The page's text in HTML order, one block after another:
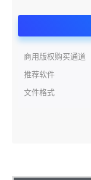
商用版权购买通道
推荐软件
文件格式